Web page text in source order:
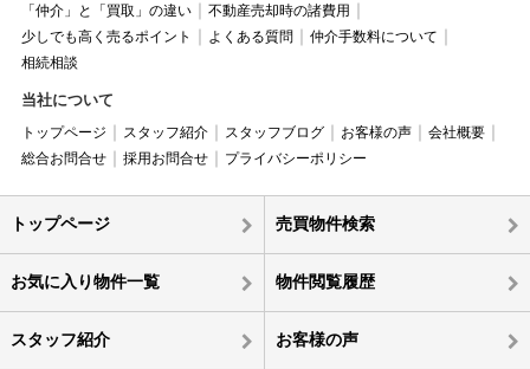
「仲介」と「買取」の違い
不動産売却時の諸費用
少しでも高く売るポイント
よくある質問
仲介手数料について
相続相談
当社について
トップページ スタッフ紹介 スタッフブログ お客様の声
会社概要
総合お問合せ
採用お問合せ プライバシーポリシー
トップページ 売買物件検索
お気に入り物件一覧 物件閲覧履歴
スタッフ紹介 お客様の声